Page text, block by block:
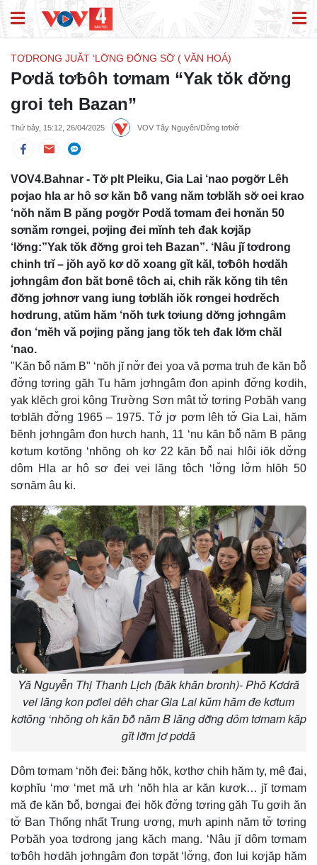
TƠDRONG JUĂT ‘LƠ̆NG ĐƠ̆NG SƠ̆ ( VĂN HOÁ)
Pơdă tơƀôh tơmam “Yak tŏk đơ̆ng
groi teh Bazan”
Thứ bảy, 15:12, 26/04/2025 VOV Tây Nguyên/Dơ̆ng tơblơ̆
VOV4.Bahnar - Tơ̆ plt Pleiku, Gia Lai ‘nao pơgơ̆r Lêh
pơjao hla ar hô sơ kăn ƀô̆ vang năm tơblăh sơ̆ oei krao
‘nŏh năm B păng pơgơ̆r Pơdă tơmam đei hơnăn 50
sơnăm rơngei, pơjing đei mĭnh teh đak kơjăp
‘lơ̆ng:”Yak tŏk đơ̆ng groi teh Bazan”. ‘Nâu jĭ tơdrong
chinh trĭ – jŏh ayŏ kơ dŏ xoang gĭt kăl, tơƀôh hơdăh
jơhngâm đon băt bơnê tôch ai, chih răk kŏng tih tên
đơ̆ng jơhnơr vang iung tơblăh iŏk rơngei hơdrĕch
hơdrung, atŭm hăm ‘nŏh tưk tơiung dơ̆ng jơhngâm
đon ‘mĕh vă pơjing păng jang tŏk teh đak lơ̆m chăl
‘nao.
"Kăn ƀô̆ năm B" ‘nŏh jĭ nơ̆r đei yoa vă pơma truh đe kăn ƀô̆
đơ̆ng tơring găh Tu hăm jơhngâm đon apinh đơ̆ng kơdih,
yak klĕch groi kông Trường Sơn mât tơ̆ tơring Pơbăh vang
tơblăh đơ̆ng 1965 – 1975. Tơ̆ jơ pơm lêh tơ̆ Gia Lai, hăm
ƀĕnh jơhngâm đon hưch hanh, 11 ‘nu kăn ƀô̆ năm B păng
kơtum kơtŏng ‘nhŏng oh kơ 22 kăn ƀô̆ nai hlôi iŏk dơ̆ng
dôm Hla ar hô sơ đei vei lăng tôch ‘lơ̆ng lơ̆m hlŏh 50
sơnăm âu ki.
Yă Nguyễn Thị Thanh Lịch (ƀăk khăn bronh)- Phŏ Kơdră
vei lăng kon pơlei dêh char Gia Lai kŭm hăm đe kơtum
kơtŏng ‘nhŏng oh kăn ƀô̆ năm B lăng dơ̆ng dôm tơmam kăp
gĭt lơ̆m jơ pơdă
Dôm tơmam ‘nŏh đei: ƀăng hŏk, kơthơ chih hăm ty, mê đai,
kơphĭu ‘mơ ‘met mă ưh ‘nŏh hla ar kăn kươk… jĭ tơmam
mă đe kăn ƀô̆, bơngai đei hŏk đơ̆ng tơring găh Tu gơih ăn
tơ̆ Ban Thống nhất Trung ương, mưh apinh năm tơ̆ tơring
Pơbăh yoa tơdrong jang kăch mang. ‘Nâu jĭ dôm tơmam
tơƀôh hơdăh jơhngâm đon tơpăt ‘lơ̆ng, đon lui kơjăp hăm